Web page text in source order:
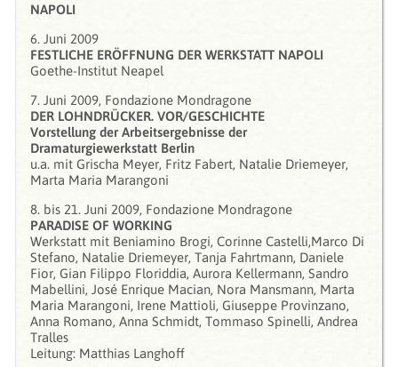
NAPOLI
6. Juni 2009
FESTLICHE ERÖFFNUNG DER WERKSTATT NAPOLI
Goethe-Institut Neapel
7. Juni 2009, Fondazione Mondragone
DER LOHNDRÜCKER. VOR/GESCHICHTE
Vorstellung der Arbeitsergebnisse der
Dramaturgiewerkstatt Berlin
u.a. mit Grischa Meyer, Fritz Fabert, Natalie Driemeyer,
Marta Maria Marangoni
8. bis 21. Juni 2009, Fondazione Mondragone
PARADISE OF WORKING
Werkstatt mit Beniamino Brogi, Corinne Castelli,Marco Di
Stefano, Natalie Driemeyer, Tanja Fahrtmann, Daniele
Fior, Gian Filippo Floriddia, Aurora Kellermann, Sandro
Mabellini, José Enrique Macian, Nora Mansmann, Marta
Maria Marangoni, Irene Mattioli, Giuseppe Provinzano,
Anna Romano, Anna Schmidt, Tommaso Spinelli, Andrea
Tralles
Leitung: Matthias Langhoff